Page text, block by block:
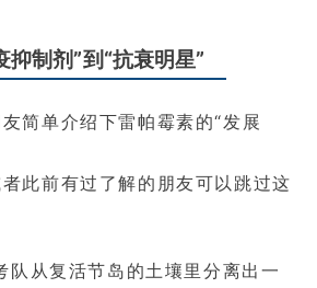
抑制剂”到“抗衰明星”
简单介绍下雷帕霉素的“发展
者此前有过了解的朋友可以跳过这
队从复活节岛的土壤里分离出一